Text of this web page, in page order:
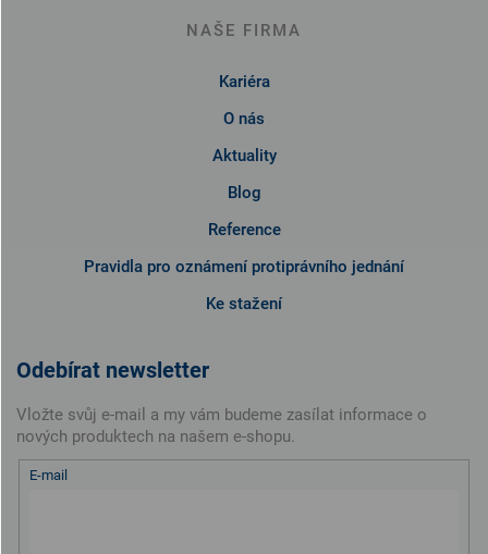
NAŠE FIRMA
Kariéra
O nás
Aktuality
Blog
Reference
Pravidla pro oznámení protiprávního jednání
Ke stažení
Odebírat newsletter
Vložte svůj e-mail a my vám budeme zasílat informace o
nových produktech na našem e-shopu.
E-mail